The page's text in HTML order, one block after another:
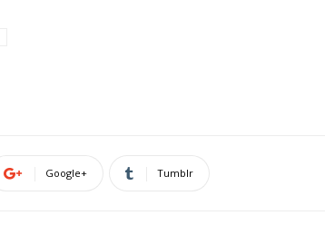
Google+ Tumblr